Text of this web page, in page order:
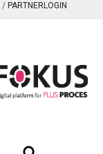
PARTNERLOGIN